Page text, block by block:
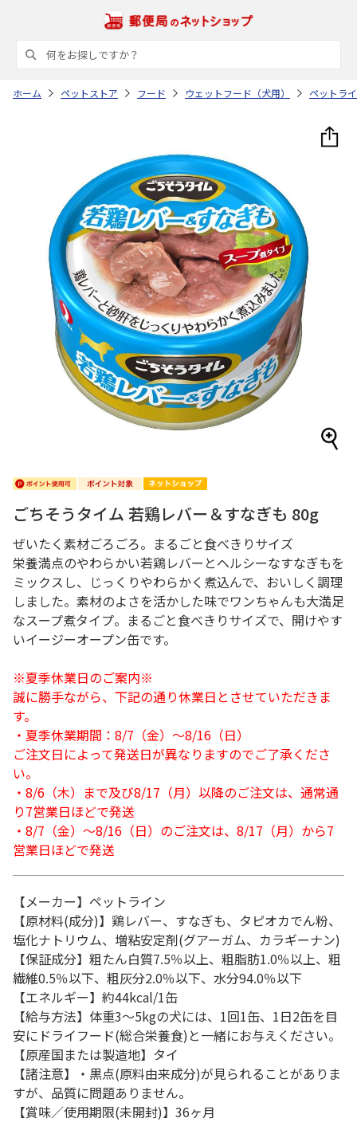
ホーム ペットストア フード ウェットフード（犬用） ペットラ
ごちそうタイム 若鶏レバー＆すなぎも 80g
ぜいたく素材ごろごろ。まるごと食べきりサイズ
栄養満点のやわらかい若鶏レバーとヘルシーなすなぎもを
ミックスし、じっくりやわらかく煮込んで、おいしく調理
しました。素材のよさを活かした味でワンちゃんも大満足
なスープ煮タイプ。まるごと食べきりサイズで、開けやす
いイージーオープン缶です。
※夏季休業日のご案内※
誠に勝手ながら、下記の通り休業日とさせていただきま
す。
・夏季休業期間：8/7（金）～8/16（日）
ご注文日によって発送日が異なりますのでご了承くださ
い。
・8/6（木）まで及び8/17（月）以降のご注文は、通常通
り7営業日ほどで発送
・8/7（金）～8/16（日）のご注文は、8/17（月）から7
営業日ほどで発送
【メーカー】ペットライン
【原材料(成分)】鶏レバー、すなぎも、タピオカでん粉、
塩化ナトリウム、増粘安定剤(グアーガム、カラギーナン)
【保証成分】粗たん白質7.5％以上、粗脂肪1.0％以上、粗
繊維0.5％以下、粗灰分2.0％以下、水分94.0％以下
【エネルギー】約44kcal/1缶
【給与方法】体重3～5kgの犬には、1回1缶、1日2缶を目
安にドライフード(総合栄養食)と一緒にお与えください。
【原産国または製造地】タイ
【諸注意】・黒点(原料由来成分)が見られることがありま
すが、品質に問題ありません。
【賞味／使用期限(未開封)】36ヶ月